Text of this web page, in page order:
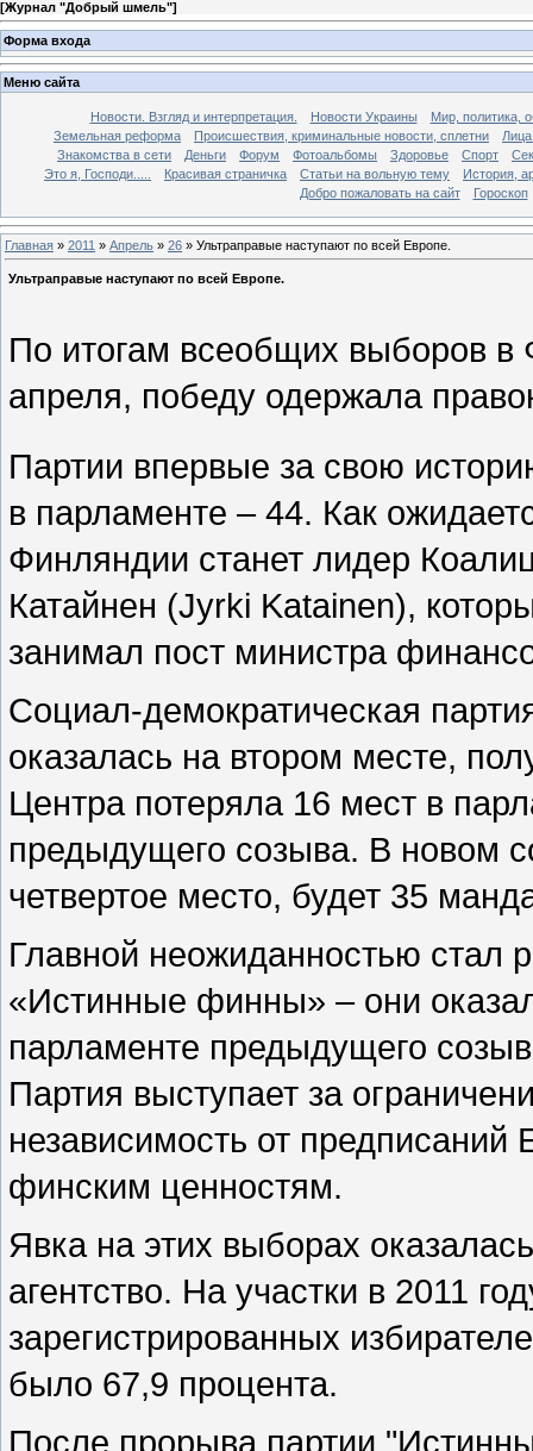
[Журнал "Добрый шмель"]
Форма входа
Меню сайта
Новости. Взгляд и интерпретация. Новости Украины
Мир, политика,
Земельная реформа
Происшествия, криминальные новости, сплетни
Лица
Знакомства в сети
Деньги Форум Фотоальбомы Здоровье Спорт
Это я, Господи.....
Красивая страничка Статьи на вольную тему
История,
Добро пожаловать на сайт
Гороскоп
Главная » 2011 » Апрель » 26 » Ультраправые наступают по всей Европе.
Ультраправые наступают по всей Европе.
По итогам всеобщих выборов
апреля, победу одержала
Партии впервые за свою
в парламенте – 44. Как
Финляндии станет лидер
Катайнен (Jyrki Katainen),
занимал пост министра
Социал-демократическая
оказалась на втором месте,
Центра потеряла 16 мест в
предыдущего созыва. В новом
четвертое место, будет 35
Главной неожиданностью стал
«Истинные финны» – они
парламенте предыдущего
Партия выступает за
независимость от
финским ценностям.
Явка на этих выборах
агентство. На участки в 2011
зарегистрированных
было 67,9 процента.
После прорыва партии